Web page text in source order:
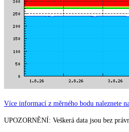
Více informací z měrného bodu naleznete
UPOZORNĚNÍ: Veškerá data jsou bez